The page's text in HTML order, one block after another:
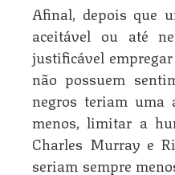
Afinal, depois que
aceitável ou até
justificável
não possuem
negros teriam uma
menos, limitar a
Charles Murray e
seriam sempre